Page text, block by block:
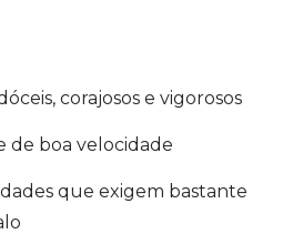
corajosos e vigorosos
de boa velocidade
que exigem bastante